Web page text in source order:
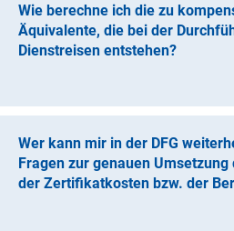
Standard erfolgt über die
Wie berechne ich die zu
Äquivalente, die bei der
Dienstreisen entstehen?
unterstützten Rechner und die
nutzen. Z.B.
Projekt erfassen | UBA CO2-
Wer kann mir in der DFG
Fragen zur genauen
der Zertifikatkosten bzw. der